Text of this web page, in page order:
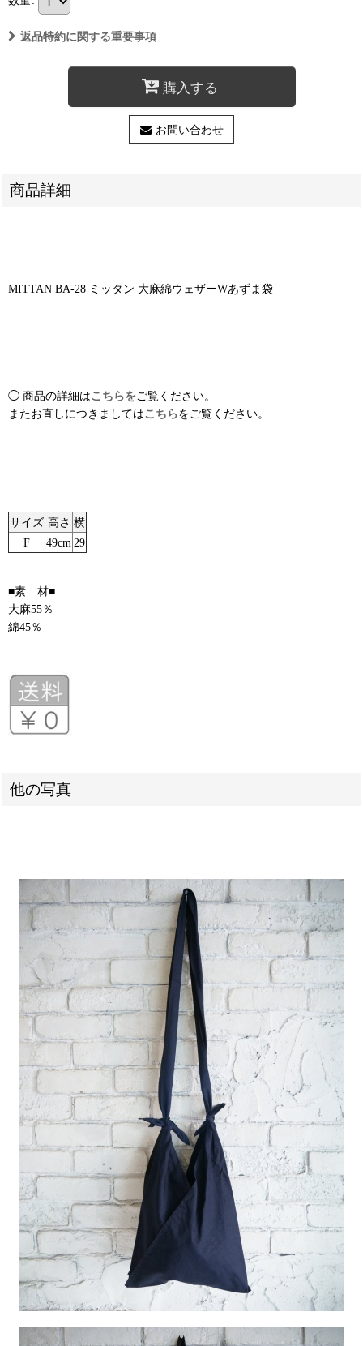
返品特約に関する重要事項
購入する
お問い合わせ
商品詳細
MITTAN BA-28 ミッタン 大麻綿ウェザーWあずま袋
◯ 商品の詳細はこちらをご覧ください。
またお直しにつきましてはこちらをご覧ください。
サイズ 高さ 横
F
49cm29
■素 材■
大麻55％
綿45％
他の写真